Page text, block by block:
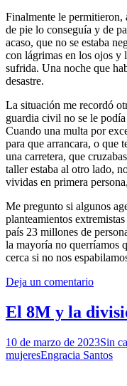
Finalmente le permitieron,
de pie lo conseguía y de
acaso, que no se estaba
con lágrimas en los ojos y
sufrida. Una noche que
desastre.
La situación me recordó
guardia civil no se le
Cuando una multa por
para que arrancara, o que
una carretera, que
taller estaba al otro lado,
vividas en primera
Me pregunto si algunos
planteamientos
país 23 millones de
la mayoría no querríamos
cerca si no nos
Deja un comentario
El 8M y la
10 de marzo de 2023Sin
mujeresEngracia Santos